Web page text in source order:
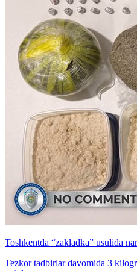
Toshkentda “zakladka” usulida
Tezkor tadbirlar davomida 3